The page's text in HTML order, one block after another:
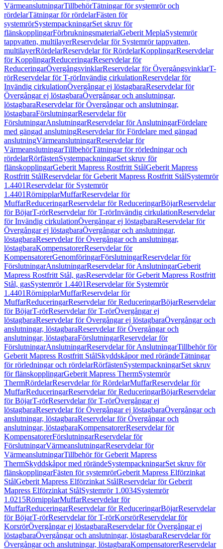
VärmeanslutningarTillbehörTätningar för systemrör och
rördelarTätningar för rördelarFästen för
systemrörSystempackningarSet skruv för
flänskopplingarFörbrukningsmaterialGeberit MeplaSystemrör
tappvatten, multilayerReservdelar för Systemrör tappvatten,
multilayerRördelarReservdelar för RördelarKopplingarReservdelar
för KopplingarReduceringarReservdelar för
ReduceringarÖvergångsvinklarReservdelar för ÖvergångsvinklarT-
rörReservdelar för T-rörInvändig cirkulationReservdelar för
Invändig cirkulationÖvergångar ej löstagbaraReservdelar för
Övergångar ej löstagbaraÖvergångar och anslutningar,
löstagbaraReservdelar för Övergångar och anslutningar,
löstagbaraFörslutningarReservdelar för
FörslutningarAnslutningarReservdelar för AnslutningarFördelare
med gängad anslutningReservdelar för Fördelare med gängad
anslutningVärmeanslutningarReservdelar för
VärmeanslutningarTillbehörTätningar för rörledningar och
rördelarRörfästenSystempackningarSet skruv för
flänskopplingarGeberit Mapress Rostfritt StålGeberit Mapress
Rostfritt StålReservdelar för Geberit Mapress Rostfritt StålSystemrör
1.4401Reservdelar för Systemrör
1.4401RörnipplarMuffarReservdelar för
MuffarReduceringarReservdelar för ReduceringarBöjarReservdelar
för BöjarT-rörReservdelar för T-rörInvändig cirkulationReservdelar
för Invändig cirkulationÖvergångar ej löstagbaraReservdelar för
Övergångar ej löstagbaraÖvergångar och anslutningar,
löstagbaraReservdelar för Övergångar och anslutningar,
löstagbaraKompensatorerReservdelar för
KompensatorerGenomföringarFörslutningarReservdelar för
FörslutningarAnslutningarReservdelar för AnslutningarGeberit
Mapress Rostfritt Stål, gasReservdelar för Geberit Mapress Rostfritt
Stål, gasSystemrör 1.4401Reservdelar för Systemrör
1.4401RörnipplarMuffarReservdelar för
MuffarReduceringarReservdelar för ReduceringarBöjarReservdelar
för BöjarT-rörReservdelar för T-rörÖvergångar ej
löstagbaraReservdelar för Övergångar ej löstagbaraÖvergångar och
anslutningar, löstagbaraReservdelar för Övergångar och
anslutningar, löstagbaraFörslutningarReservdelar för
FörslutningarAnslutningarReservdelar för AnslutningarTillbehör för
Geberit Mapress Rostfritt StålSkyddskåpor med rörändeTätningar
för rörledningar och rördelarRörfästenSystempackningarSet skruv
för flänskopplingarGeberit Mapress ThermSystemrör
ThermRördelarReservdelar för RördelarMuffarReservdelar för
MuffarReduceringarReservdelar för ReduceringarBöjarReservdelar
för BöjarT-rörReservdelar för T-rörÖvergångar ej
löstagbaraReservdelar för Övergångar ej löstagbaraÖvergångar och
anslutningar, löstagbaraReservdelar för Övergångar och
anslutningar, löstagbaraKompensatorerReservdelar för
KompensatorerFörslutningarReservdelar för
FörslutningarVärmeanslutningarReservdelar för
VärmeanslutningarTillbehör för Geberit Mapress
ThermSkyddskåpor med rörändeSystempackningarSet skruv för
flänskopplingarFästen för systemrörGeberit Mapress Elförzinkat
StålGeberit Mapress Elförzinkat StålReservdelar för Geberit
Mapress Elförzinkat StålSystemrör 1.0034Systemrör
1.0215RörnipplarMuffarReservdelar för
MuffarReduceringarReservdelar för ReduceringarBöjarReservdelar
för BöjarT-rörReservdelar för T-rörKorsrörReservdelar för
KorsrörÖvergångar ej löstagbaraReservdelar för Övergångar ej
löstagbaraÖvergångar och anslutningar, löstagbaraReservdelar för
Övergångar och anslutningar, löstagbaraKompensatorerReservdelar